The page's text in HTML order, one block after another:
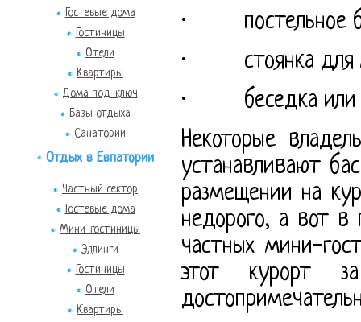
Гостевые дома
Гостиницы
Отели
Квартиры
Дома под-ключ
Базы отдыха
Санатории
Отдых в Евпатории
Частный сектор
Гостевые дома
Мини-гостиницы
Эллинги
Гостиницы
Отели
Квартиры
· постельное
· стоянка для
· беседка или
Некоторые
устанавливают
размещении на
недорого, а вот в
частных мини-
этот курорт